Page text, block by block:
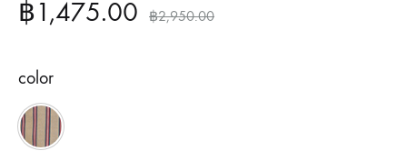
฿1,475.00 ฿2,950.00
color
Brown